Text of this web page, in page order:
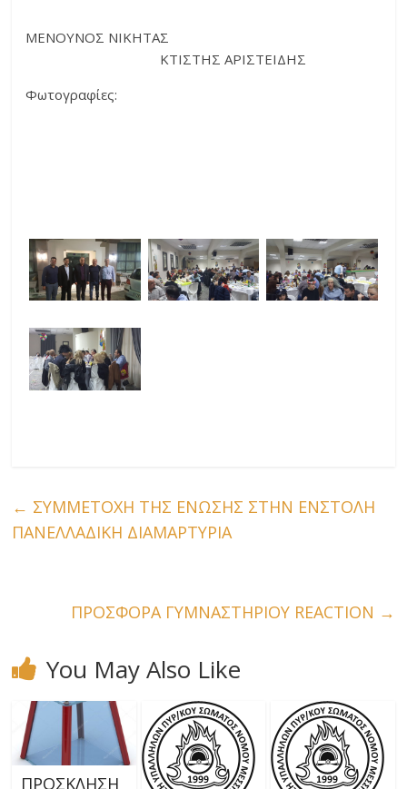
ΜΕΝΟΥΝΟΣ ΝΙΚΗΤΑΣ
ΚΤΙΣΤΗΣ ΑΡΙΣΤΕΙΔΗΣ
Φωτογραφίες:
← ΣΥΜΜΕΤΟΧΗ ΤΗΣ ΕΝΩΣΗΣ ΣΤΗΝ ΕΝΣΤΟΛΗ
ΠΑΝΕΛΛΑΔΙΚΗ ΔΙΑΜΑΡΤΥΡΙΑ
ΠΡΟΣΦΟΡΑ ΓΥΜΝΑΣΤΗΡΙΟΥ REACTION →
You May Also Like
ΠΡΟΣΚΛΗΣΗ